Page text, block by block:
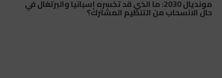
مونديال 2030: ما الذي قد تخسره إسبانيا والبرتغال في
حال الانسحاب من التنظيم المشترك؟